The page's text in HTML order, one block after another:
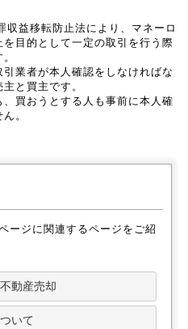
益移転防止法により、マネーロ
目的として一定の取引を行う際
業者が本人確認をしなければな
と買主です。
買おうとする人も事前に本人確
。
ージに関連するページをご紹
動産売却
いて